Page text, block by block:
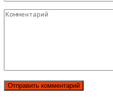
Комментарий